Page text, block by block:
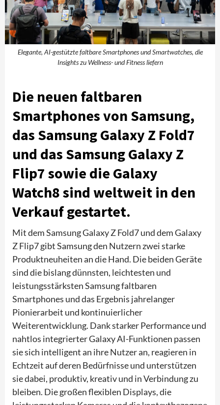
Elegante, AI-gestützte faltbare Smartphones und Smartwatches, die
Insights zu Wellness- und Fitness liefern
Die neuen faltbaren
Smartphones von Samsung,
das Samsung Galaxy Z Fold7
und das Samsung Galaxy Z
Flip7 sowie die Galaxy
Watch8 sind weltweit in den
Verkauf gestartet.
Mit dem Samsung Galaxy Z Fold7 und dem Galaxy
Z Flip7 gibt Samsung den Nutzern zwei starke
Produktneuheiten an die Hand. Die beiden Geräte
sind die bislang dünnsten, leichtesten und
leistungsstärksten Samsung faltbaren
Smartphones und das Ergebnis jahrelanger
Pionierarbeit und kontinuierlicher
Weiterentwicklung. Dank starker Performance und
nahtlos integrierter Galaxy AI-Funktionen passen
sie sich intelligent an ihre Nutzer an, reagieren in
Echtzeit auf deren Bedürfnisse und unterstützen
sie dabei, produktiv, kreativ und in Verbindung zu
bleiben. Die großen flexiblen Displays, die